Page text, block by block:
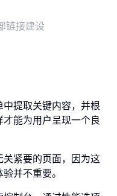
链接建设
提取关键内容，并根
能为用户呈现一个良
紧要的页面，因为这
并不重要。